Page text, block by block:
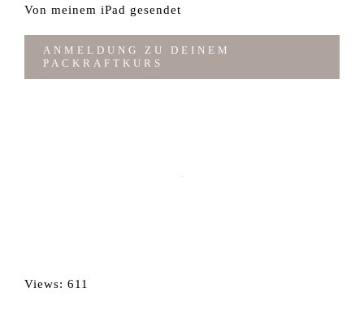
Von meinem iPad gesendet
ANMELDUNG ZU DEINEM
PACKRAFTKURS
Views: 611